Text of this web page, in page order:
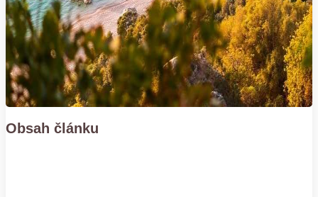
Obsah článku